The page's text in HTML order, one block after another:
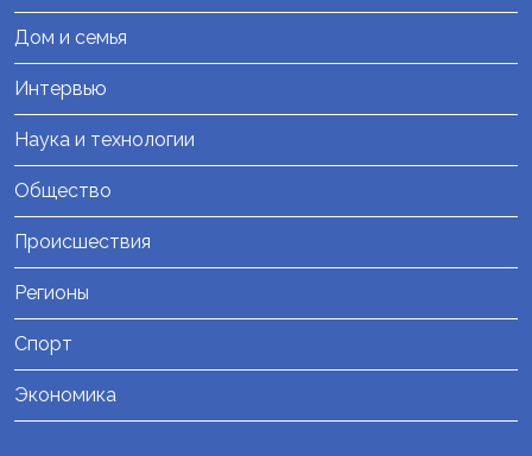
Дом и семья
Интервью
Наука и технологии
Общество
Происшествия
Регионы
Спорт
Экономика